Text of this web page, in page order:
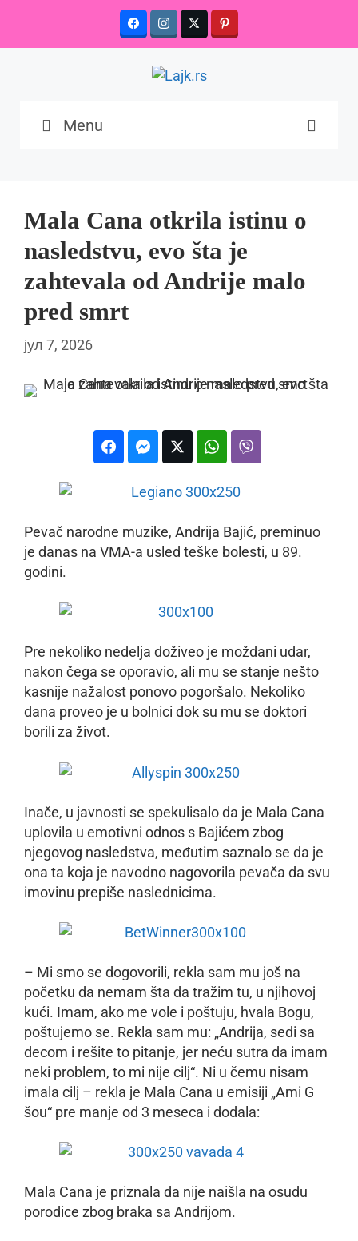
content
Menu
Mala Cana otkrila istinu o
nasledstvu, evo šta je
zahtevala od Andrije malo
pred smrt
јул 7, 2026
Pevač narodne muzike, Andrija Bajić, preminuo
je danas na VMA-a usled teške bolesti, u 89.
godini.
Pre nekoliko nedelja doživeo je moždani udar,
nakon čega se oporavio, ali mu se stanje nešto
kasnije nažalost ponovo pogoršalo. Nekoliko
dana proveo je u bolnici dok su mu se doktori
borili za život.
Inače, u javnosti se spekulisalo da je Mala Cana
uplovila u emotivni odnos s Bajićem zbog
njegovog nasledstva, međutim saznalo se da je
ona ta koja je navodno nagovorila pevača da svu
imovinu prepiše naslednicima.
– Mi smo se dogovorili, rekla sam mu još na
početku da nemam šta da tražim tu, u njihovoj
kući. Imam, ako me vole i poštuju, hvala Bogu,
poštujemo se. Rekla sam mu: „Andrija, sedi sa
decom i rešite to pitanje, jer neću sutra da imam
neki problem, to mi nije cilj“. Ni u čemu nisam
imala cilj – rekla je Mala Cana u emisiji „Ami G
šou“ pre manje od 3 meseca i dodala:
Mala Cana je priznala da nije naišla na osudu
porodice zbog braka sa Andrijom.